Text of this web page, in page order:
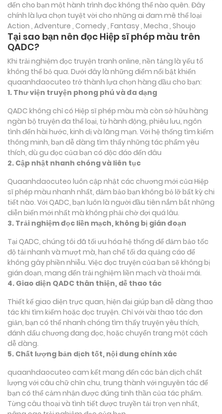
đến cho bạn một hành trình đọc không thể nào quên. Đây
chính là lựa chọn tuyệt vời cho những ai đam mê thể loại
Action , Adventure , Comedy , Fantasy , Mecha , Shoujo
Tại sao bạn nên đọc Hiệp sĩ phép màu trên
QADC?
Khi trải nghiệm đọc truyện tranh online, nền tảng là yếu tố
không thể bỏ qua. Dưới đây là những điểm nổi bật khiến
quaanhdaocuteo trở thành lựa chọn hàng đầu cho bạn:
1. Thư viện truyện phong phú và đa dạng
QADC không chỉ có Hiệp sĩ phép màu mà còn sở hữu hàng
ngàn bộ truyện đa thể loại, từ hành động, phiêu lưu, ngôn
tình đến hài hước, kinh dị và lãng mạn. Với hệ thống tìm kiếm
thông minh, bạn dễ dàng tìm thấy những tác phẩm yêu
thích, dù gu đọc của bạn có độc đáo đến đâu
2. Cập nhật nhanh chóng và liên tục
Quaanhdaocuteo luôn cập nhật các chương mới của Hiệp
sĩ phép màu nhanh nhất, đảm bảo bạn không bỏ lỡ bất kỳ chi
tiết nào. Với QADC, bạn luôn là người đầu tiên nắm bắt những
diễn biến mới nhất mà không phải chờ đợi quá lâu.
3. Trải nghiệm đọc liền mạch, không bị gián đoạn
Tại QADC, chúng tôi đã tối ưu hóa hệ thống để đảm bảo tốc
độ tải nhanh và mượt mà, hạn chế tối đa quảng cáo để
không gây phiền nhiễu. Việc đọc truyện của bạn sẽ không bị
gián đoạn, mang đến trải nghiệm liền mạch và thoải mái.
4. Giao diện QADC thân thiện, dễ thao tác
Thiết kế giao diện trực quan, hiện đại giúp bạn dễ dàng thao
tác khi tìm kiếm hoặc đọc truyện. Chỉ với vài thao tác đơn
giản, bạn có thể nhanh chóng tìm thấy truyện yêu thích,
đánh dấu chương đang đọc, hoặc chuyển trang một cách
dễ dàng.
5. Chất lượng bản dịch tốt, nội dung chính xác
quaanhdaocuteo cam kết mang đến các bản dịch chất
lượng với câu chữ chỉn chu, trung thành với nguyên tác để
bạn có thể cảm nhận được đúng tinh thần của tác phẩm.
Từng câu thoại và tình tiết được truyền tải trọn vẹn nhất,